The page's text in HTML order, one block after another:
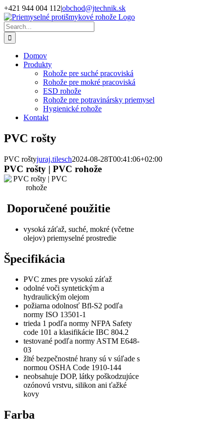
Skip
to
content
+421 944 004 112|obchod@jtechnik.sk
YouTube
LinkedIn
Search
for:
Domov
Produkty
Rohože pre suché pracoviská
Rohože pre mokré pracoviská
ESD rohože
Rohože pre potravinársky priemysel
Hygienické rohože
Kontakt
PVC rošty
PVC roštyjuraj.tilesch2024-08-28T00:41:06+02:00
PVC rošty | PVC rohože
Doporučené použitie
vysoká záťaž, suché, mokré (včetne
olejov) priemyselné prostredie
Špecifikácia
PVC zmes pre vysokú záťaž
odolné voči syntetickým a
hydraulickým olejom
požiarna odolnosť Bfl-S2 podľa
normy ISO 13501-1
trieda 1 podľa normy NFPA Safety
code 101 a klasifikácie IBC 804.2
testované podľa normy ASTM E648-
03
žlté bezpečnostné hrany sú v súľade s
normou OSHA Code 1910-144
neobsahuje DOP, látky poškodzujúce
ozónovú vrstvu, silikon ani ťažké
kovy
Farba